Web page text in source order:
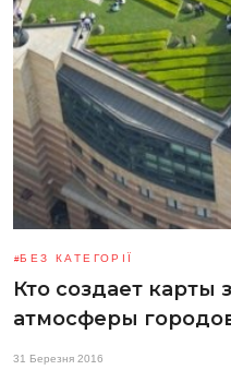
БЕЗ КАТЕГОРІЇ
Кто создает карты
атмосферы
31 Березня 2016